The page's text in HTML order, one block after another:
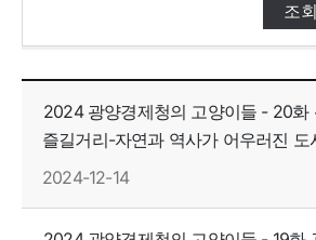
웹툰 목록으로 번호, 제목, 작성자, 조회수, 등록일, 첨부파일로 나열 되고 있습니다.
2024 광양경제청의 고양이들 - 20화
즐길거리-자연과 역사가 어우러진 도
2024-12-14